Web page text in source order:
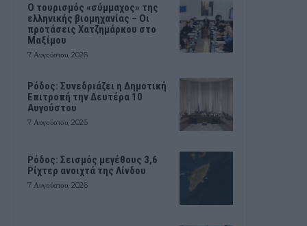
Ο τουρισμός «σύμμαχος» της
ελληνικής βιομηχανίας – Οι
προτάσεις Χατζημάρκου στο
Μαξίμου
7 Αυγούστου, 2026
Ρόδος: Συνεδριάζει η Δημοτική
Επιτροπή την Δευτέρα 10
Αυγούστου
7 Αυγούστου, 2026
Ρόδος: Σεισμός μεγέθους 3,6
Ρίχτερ ανοιχτά της Λίνδου
7 Αυγούστου, 2026